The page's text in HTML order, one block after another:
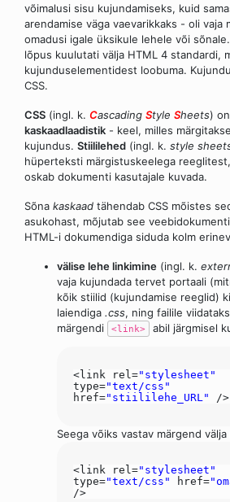
võimalusi sisu kujundamiseks, kuid
arendamise väga vaevarikkaks - oli vaja
omadusi igale üksikule lehele või
lõpus kuulutati välja HTML 4 standardi,
kujunduselementidest loobuma.
CSS.
CSS (ingl. k. Cascading Style Sheets)
kaskaadlaadistik - keel, milles
kujundus. Stiililehed (ingl. k. style
hüperteksti märgistuskeelega
oskab dokumenti kasutajale kuvada.
Sõna kaskaad tähendab CSS mõistes
asukohast, mõjutab see
HTML-i dokumendiga siduda kolm
välise lehe linkimine (ingl. k.
vaja kujundada tervet portaali
kõik stiilid (kujundamise reeglid)
laiendiga .css, ning failile
märgendi
<link> abil järgmisel
<link rel="stylesheet"
type="text/css"
href="stiililehe_URL" /
Seega võiks vastav märgend
<link rel="stylesheet"
type="text/css" href=
/>